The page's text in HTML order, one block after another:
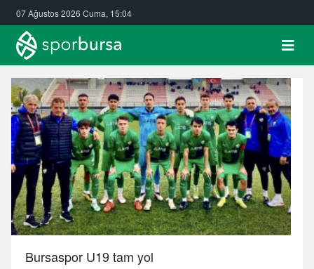
07 Ağustos 2026 Cuma, 15:04
Bursaspor U19 tam yol